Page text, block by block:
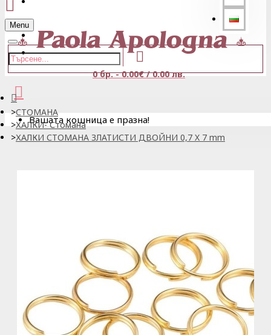
Регистрация
Menu
0 бр. - 0.00€ / 0.00 лв.
Вашата кошница е празна!
СТОМАНА
ХАЛКИ- Стомана
ХАЛКИ СТОМАНА ЗЛАТИСТИ ДВОЙНИ 0,7 X 7 mm